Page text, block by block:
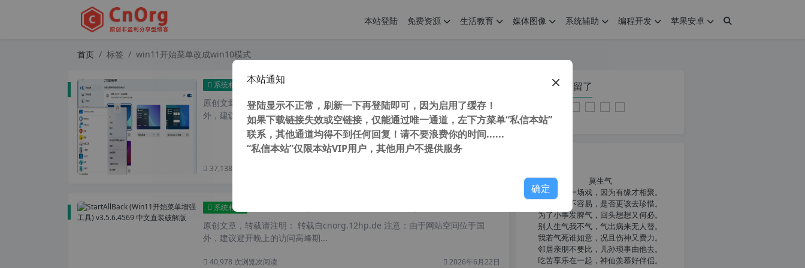
本站登陆 免费资源 生活教育 媒体图像 系统辅助 编程开发 苹果安卓
首页 标签 win11开始菜单改成win10模式
系统相关 Stardock Start11 (Win11开始菜单增强工具) v1.36 中文增强直装破解版
原创文章，转载请注明： 转载自 cnorg.12hp.de 注意： 由于网站空间位于国
外，建议避开晚上的访问高...
37,138 次浏览
系统相关
原创文章，转载请注明： 转载自cnorg.12hp.de 注意：由于网站空间位于国
外，建议避开晚上的访问高峰期...
40,978 次浏览次阅读 2026年6月22日
您在本页停留了
莫生气
人生就像一场戏，因为有缘才相聚。
相扶到老不容易，是否更该去珍惜。
为了小事发脾气，回头想想又何必。
别人生气我不气，气出病来无人替。
我若气死谁如意，况且伤神又费力。
邻居亲朋不要比，儿孙琐事由他去。
吃苦享乐在一起，神仙羡慕好伴侣。
本站通知
登陆显示不正常，刷新一下再登陆即可，因为启用了缓存！
如果下载链接失效或空链接，仅能通过唯一通道，左下方菜单“私信本站”
联系，其他通道均得不到任何回复！请不要浪费你的时间......
“私信本站”仅限本站VIP用户，其他用户不提供服务
确定